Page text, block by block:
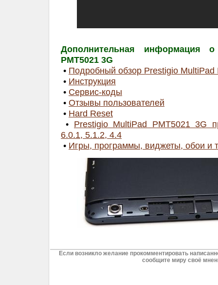
Дополнительная информация
PMT5021 3G
• Подробный обзор Prestigio MultiPad
• Инструкция
• Сервис-коды
• Отзывы пользователей
• Hard Reset
• Prestigio MultiPad PMT5021 3G
6.0.1, 5.1.2, 4.4
• Игры, программы, виджеты, обои и
Если возникло желание прокомментировать
сообщите миру своё